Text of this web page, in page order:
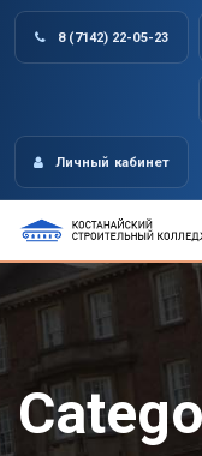
Skip
8 (7142) 22-05-23
Личный кабинет